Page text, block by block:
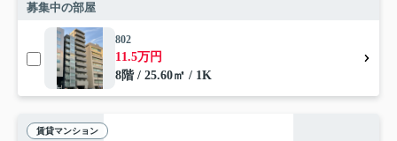
募集中の部屋
802
11.5万円
8階 / 25.60㎡ / 1K
賃貸マンション